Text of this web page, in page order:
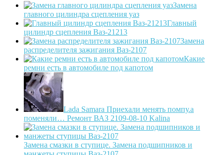
Замена
главного цилиндра сцепления уаз
Главный
цилиндр сцепления Ваз-21213
Замена
распределителя зажигания Ваз-2107
Какие
ремни есть в автомобиле под капотом
Lada Samara Приехали менять помпу.а
поменяли… Ремонт ВАЗ 2109-08-10 Kalina
Замена смазки в ступице. Замена подшипников и